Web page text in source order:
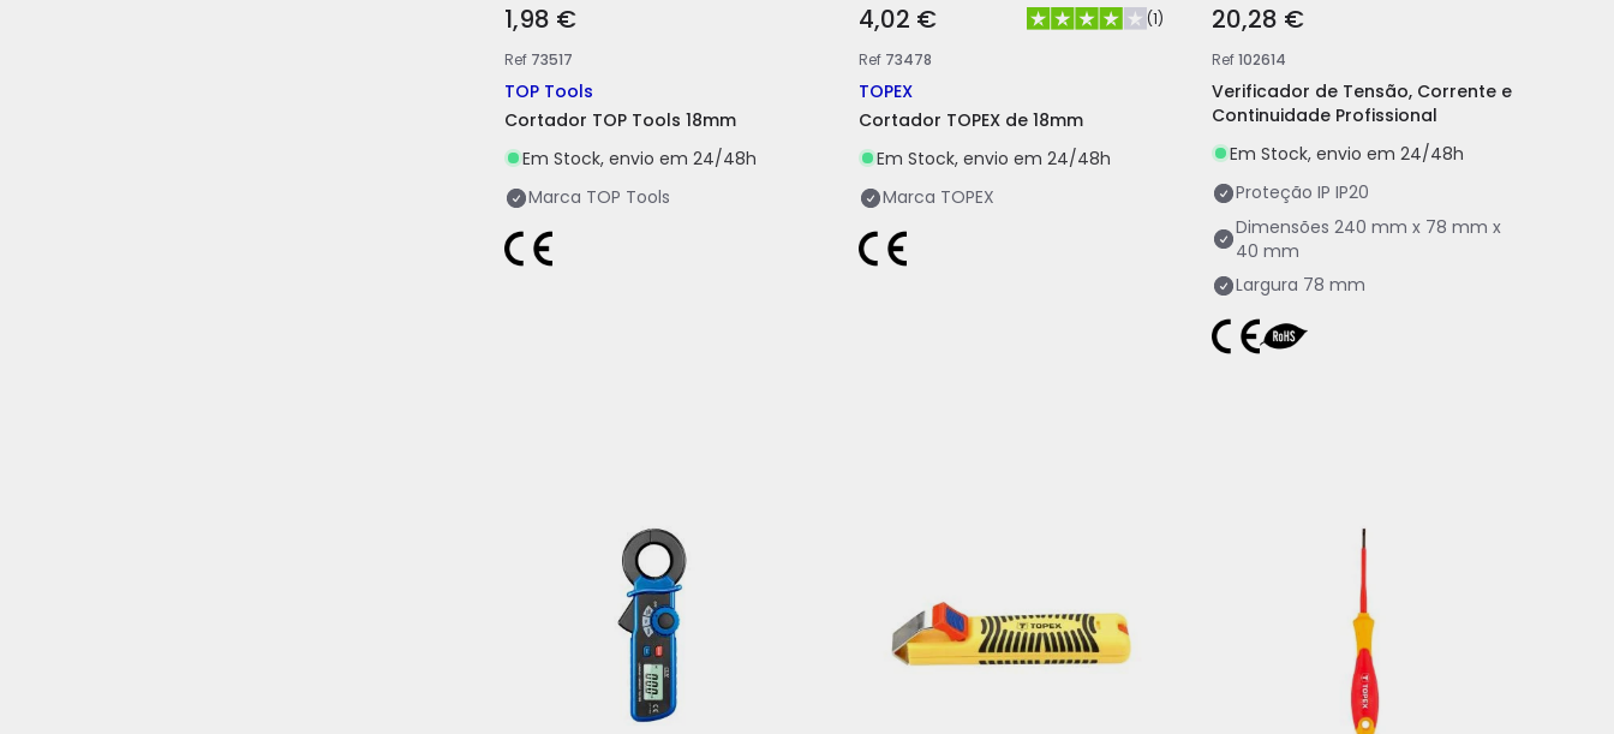
1,98 €
Ref 73517
TOP Tools
Cortador TOP Tools 18mm
Em Stock, envio em 24/48h
Marca TOP Tools
4,02 € (1)
Ref 73478
TOPEX
Cortador TOPEX de 18mm
Em Stock, envio em 24/48h
Marca TOPEX
20,28 €
Ref102614
Verificador de Tensão, Corrente e
Continuidade Profissional
Em Stock, envio em 24/48h
Proteção IP IP20
Dimensões 240 mm x 78 mm x
40 mm
Largura 78 mm